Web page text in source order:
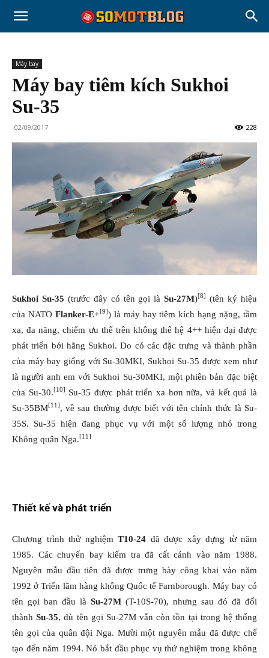
Máy bay
Máy bay tiêm kích Sukhoi
Su-35
02/09/2017 228
Sukhoi Su-35 (trước đây có tên gọi làSu-27M)[8]
(tên ký hiệu
của NATO Flanker-E+[9]) là máy bay tiêm kích hạng nặng, tầm
xa, đa năng, chiếm ưu thế trên không thế hệ 4++ hiện đại được
phát triển bởi hãng Sukhoi. Do có các đặc trưng và thành phần
của máy bay giống với Su-30MKI, Sukhoi Su-35 được xem như
là người anh em với Sukhoi Su-30MKI, một phiên bản đặc biệt
của Su-30.[10]
Su-35 được phát triển xa hơn nữa, và kết quả là
Su-35BM[11] , về sau thường được biết với tên chính thức là Su-
35S. Su-35 hiện đang phục vụ với một số lượng nhỏ trong
Không quân Nga.[11]
Thiết kế và phát triển
Chương trình thử nghiệm T10-24 đã được xây dựng từ năm
1985. Các chuyến bay kiểm tra đã cất cánh vào năm 1988.
Nguyên mẫu đầu tiên đã được trưng bày công khai vào năm
1992 ở Triển lãm hàng không Quốc tế Farnborough. Máy bay có
tên gọi ban đầu là Su-27M (T-10S-70), nhưng sau đó đã đổi
thànhSu-35, dù tên gọi Su-27M vẫn còn tồn tại trong hệ thống
tên gọi của quân đội Nga. Mười một nguyên mẫu đã được chế
tạo đến năm 1994. Nó bắt đầu phục vụ thử nghiệm trong không